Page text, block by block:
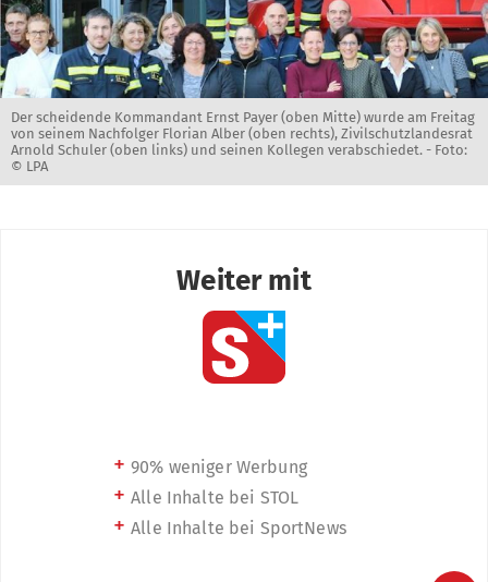
Der scheidende Kommandant Ernst Payer (oben Mitte) wurde am Freitag
von seinem Nachfolger Florian Alber (oben rechts), Zivilschutzlandesrat
Arnold Schuler (oben links) und seinen Kollegen verabschiedet. - Foto:
© LPA